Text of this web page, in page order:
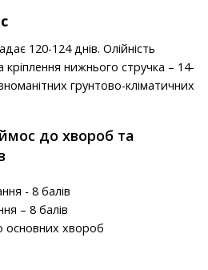
120-124 днів. Олійність
нижнього стручка – 14-
грунтово-кліматичних
до хвороб та
- 8 балів
– 8 балів
основних хвороб